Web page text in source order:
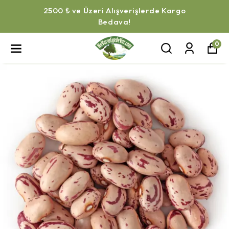
2500 ₺ ve Üzeri Alışverişlerde Kargo
Bedava!
0